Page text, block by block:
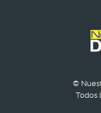
©
Todos